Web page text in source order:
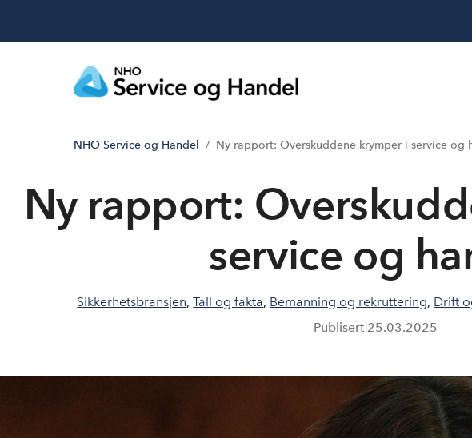
NHO Service og Handel Ny rapport: Overskuddene krymper i service og
Ny rapport:
service og
Sikkerhetsbransjen,Tall og fakta, Bemanning og rekruttering, Drift
Publisert 25.03.2025